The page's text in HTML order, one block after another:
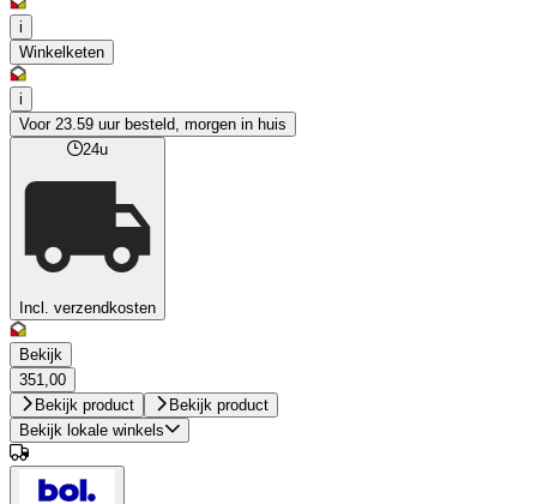
i
Winkelketen
i
Voor 23.59 uur besteld, morgen in huis
24u
Incl. verzendkosten
Bekijk
351,00
Bekijk product
Bekijk product
Bekijk lokale winkels